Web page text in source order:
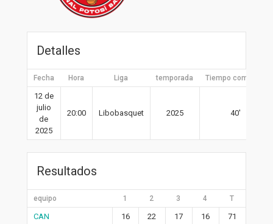
Detalles
Fecha Hora Liga temporada Tiempo completo
12 de
julio
de
2025
20:00 Libobasquet 2025 40′
Resultados
equipo 1 2 3 4 T
CAN 16 22 17 16
71